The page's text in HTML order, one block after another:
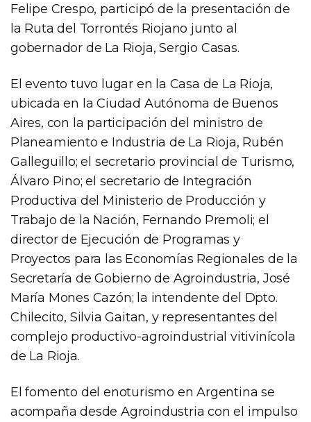
Felipe Crespo, participó de la presentación de
la Ruta del Torrontés Riojano junto al
gobernador de La Rioja, Sergio Casas.
El evento tuvo lugar en la Casa de La Rioja,
ubicada en la Ciudad Autónoma de Buenos
Aires, con la participación del ministro de
Planeamiento e Industria de La Rioja, Rubén
Galleguillo; el secretario provincial de Turismo,
Álvaro Pino; el secretario de Integración
Productiva del Ministerio de Producción y
Trabajo de la Nación, Fernando Premoli; el
director de Ejecución de Programas y
Proyectos para las Economías Regionales de la
Secretaría de Gobierno de Agroindustria, José
María Mones Cazón; la intendente del Dpto.
Chilecito, Silvia Gaitan, y representantes del
complejo productivo-agroindustrial vitivinícola
de La Rioja.
El fomento del enoturismo en Argentina se
acompaña desde Agroindustria con el impulso